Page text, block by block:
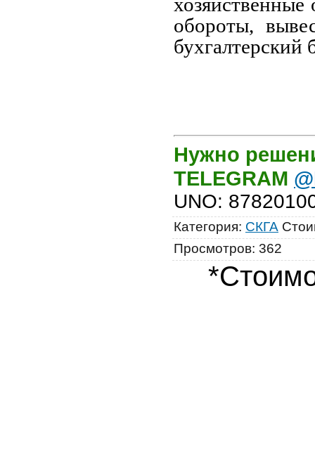
обороты,
бухгалтерский
Нужно
TELEGRAM
UNO:
Категория: СКГА
Просмотров: 362